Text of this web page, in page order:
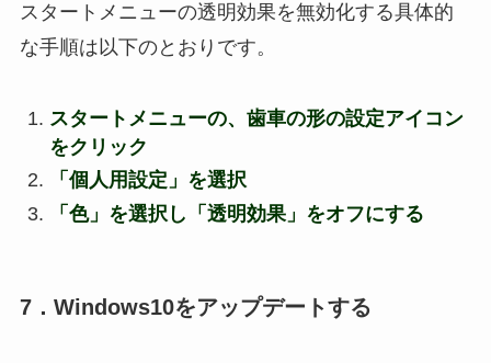
スタートメニューの透明効果を無効化する具体的
な手順は以下のとおりです。
スタートメニューの、歯車の形の設定アイコン
をクリック
「個人用設定」を選択
「色」を選択し「透明効果」をオフにする
7．Windows10をアップデートする